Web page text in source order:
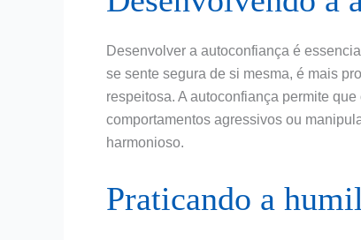
Desenvolver a autoconfiança é
se sente segura de si mesma, é mais
respeitosa. A autoconfiança permite
comportamentos agressivos ou
harmonioso.
Praticando a